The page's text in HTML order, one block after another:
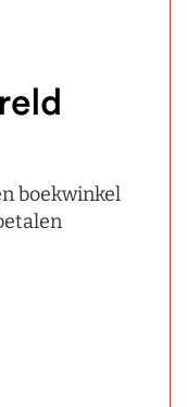
boekwinkel